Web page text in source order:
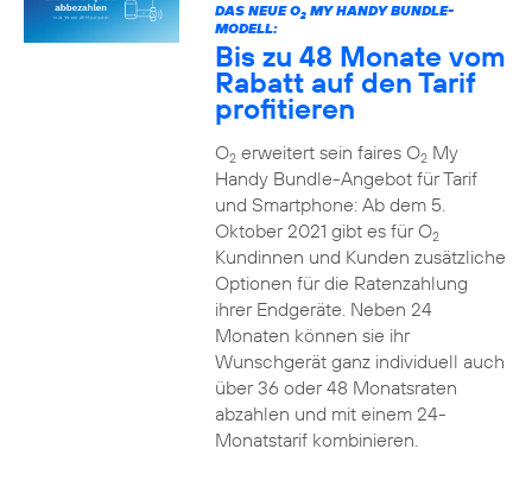
DAS NEUE O2MY HANDY BUNDLE-
MODELL:
Bis zu 48 Monate vom
Rabatt auf den Tarif
profitieren
O2erweitert sein faires O2My
Handy Bundle-Angebot für Tarif
und Smartphone: Ab dem 5.
Oktober 2021 gibt es für O2
Kundinnen und Kunden zusätzliche
Optionen für die Ratenzahlung
ihrer Endgeräte. Neben 24
Monaten können sie ihr
Wunschgerät ganz individuell auch
über 36 oder 48 Monatsraten
abzahlen und mit einem 24-
Monatstarif kombinieren.